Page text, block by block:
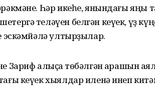
Һәр икеһе, янындағы яңы
теләүен белгән кеүек, үҙ
эскәмйәлә ултырҙылар.
алыҫҡа төбәлгән ҡарашын
кеүек хыялдар иленә инеп